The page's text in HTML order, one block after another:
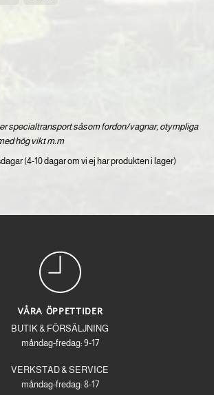
specialtransport såsom fordon/vagnar, otympliga
hög vikt m.m
(4-10 dagar om vi ej har produkten i lager)
VÅRA ÖPPETTIDER
BUTIK & FÖRSÄLJNING
måndag-fredag: 9-17
VERKSTAD & SERVICE
måndag-fredag: 8-17